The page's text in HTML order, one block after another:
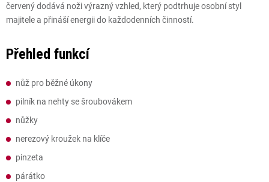
červený dodává noži výrazný vzhled, který podtrhuje osobní styl
majitele a přináší energii do každodenních činností.
Přehled funkcí
nůž pro běžné úkony
pilník na nehty se šroubovákem
nůžky
nerezový kroužek na klíče
pinzeta
párátko